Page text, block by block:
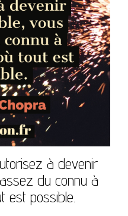
à devenir
du connu à
est possible.